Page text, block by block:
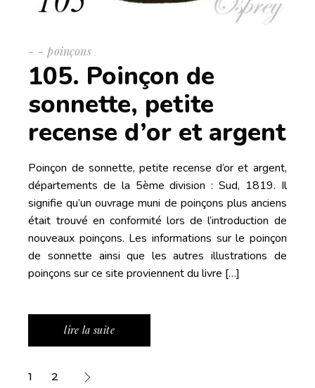
- poinçons
105. Poinçon de
sonnette, petite
recense d’or et argent
Poinçon de sonnette, petite recense d’or et argent,
départements de la 5ème division : Sud, 1819. Il
signifie qu’un ouvrage muni de poinçons plus anciens
était trouvé en conformité lors de l’introduction de
nouveaux poinçons. Les informations sur le poinçon
de sonnette ainsi que les autres illustrations de
poinçons sur ce site proviennent du livre […]
lire la suite
Pagination
1 2